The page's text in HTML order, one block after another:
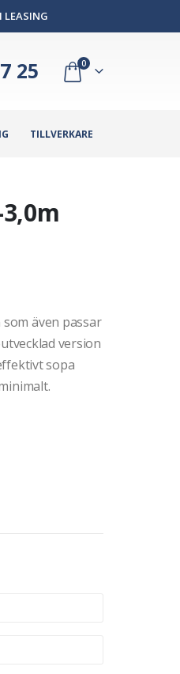
LEASING
25 0
TILLVERKARE
även passar
version
sopa